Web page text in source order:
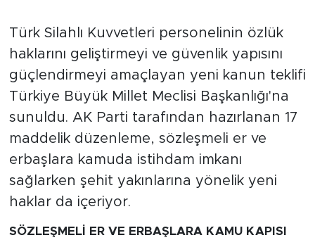
Türk Silahlı Kuvvetleri personelinin özlük
haklarını geliştirmeyi ve güvenlik yapısını
güçlendirmeyi amaçlayan yeni kanun teklifi
Türkiye Büyük Millet Meclisi Başkanlığı'na
sunuldu. AK Parti tarafından hazırlanan 17
maddelik düzenleme, sözleşmeli er ve
erbaşlara kamuda istihdam imkanı
sağlarken şehit yakınlarına yönelik yeni
haklar da içeriyor.
SÖZLEŞMELİ ER VE ERBAŞLARA KAMU KAPISI